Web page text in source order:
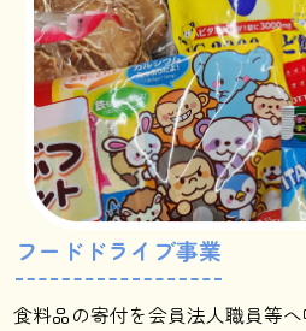
フードドライブ事業
食料品の寄付を会員法人職員等